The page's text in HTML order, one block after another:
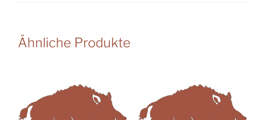
Ähnliche Produkte